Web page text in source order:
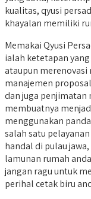
kualitas, qyusi
khayalan memiliki
Memakai Qyusi
ialah ketetapan
ataupun merenovasi
manajemen
dan juga penjimatan
membuatnya
menggunakan
salah satu
handal di pulau
lamunan rumah
jangan ragu untuk
perihal cetak biru